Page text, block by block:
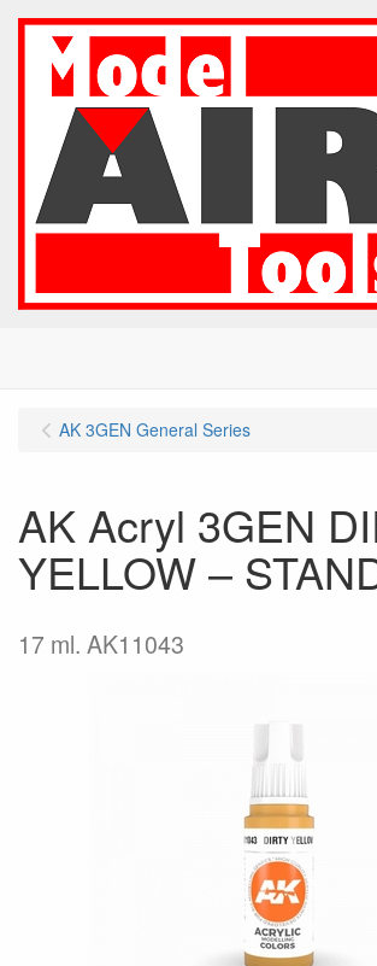
AK 3GEN General Series
AK Acryl 3GEN
YELLOW –
17 ml. AK11043